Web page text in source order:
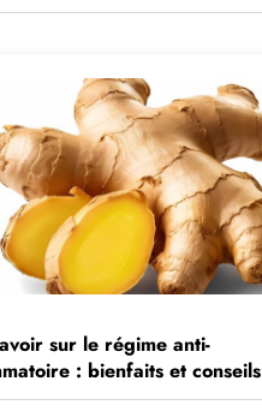
sur le régime anti-
: bienfaits et conseils